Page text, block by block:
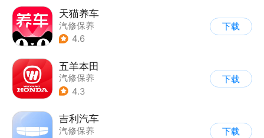
天猫养车
汽修保养
4.6
下载
五羊本田
汽修保养
4.3
下载
吉利汽车
汽修保养
下载